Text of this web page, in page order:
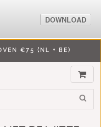
€75 (NL + BE)
DOWNLOAD
DOWNLOAD